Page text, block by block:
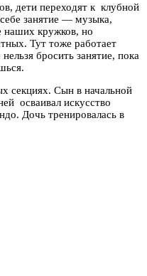
дети переходят к клубной
занятие — музыка,
наших кружков, но
Тут тоже работает
бросить занятие, пока
секциях. Сын в начальной
осваивал искусство
Дочь тренировалась в